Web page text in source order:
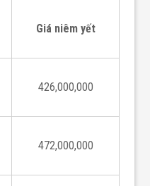
Giá niêm yết
426,000,000
472,000,000